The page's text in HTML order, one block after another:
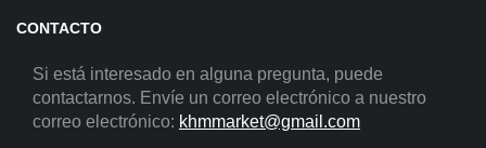
CONTACTO
Si está interesado en alguna pregunta, puede
contactarnos. Envíe un correo electrónico a nuestro
correo electrónico: khmmarket@gmail.com